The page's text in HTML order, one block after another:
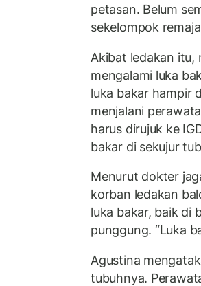
petasan. Belum
sekelompok
Akibat ledakan itu,
mengalami luka
luka bakar hampir
menjalani
harus dirujuk ke
bakar di sekujur
Menurut dokter
korban ledakan
luka bakar, baik di
punggung. “Luka
Agustina
tubuhnya.